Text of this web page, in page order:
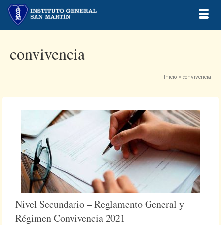
convivencia
Inicio » convivencia
Nivel Secundario – Reglamento General y
Régimen Convivencia 2021